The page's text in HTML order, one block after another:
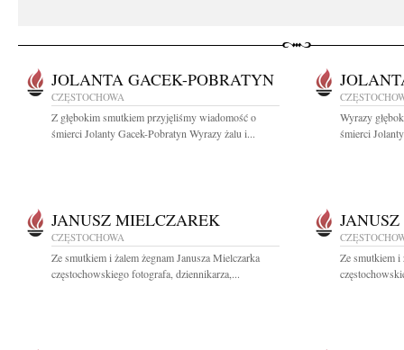
JOLANTA GACEK-POBRATYN
CZĘSTOCHOWA
Z głębokim smutkiem przyjęliśmy wiadomość o
śmierci Jolanty Gacek-Pobratyn Wyrazy żalu i...
Wyrazy
śmierci
JANUSZ MIELCZAREK
CZĘSTOCHOWA
Ze smutkiem i żalem żegnam Janusza Mielczarka
częstochowskiego fotografa, dziennikarza,...
Ze smutkiem i